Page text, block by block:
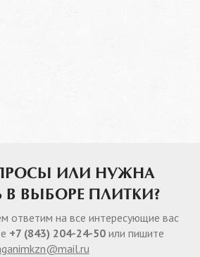
ИЛИ НУЖНА
ВЫБОРЕ ПЛИТКИ?
ответим на все интересующие вас
+7 (843) 204-24-50 или пишите